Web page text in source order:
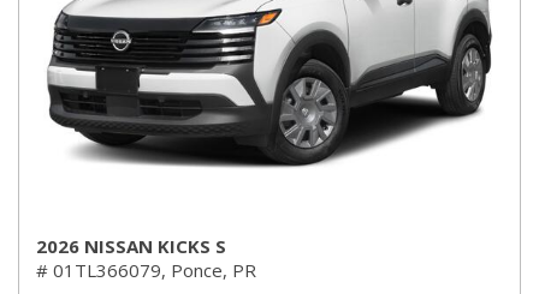
2026 NISSAN KICKS S
# 01TL366079, Ponce, PR